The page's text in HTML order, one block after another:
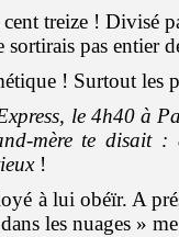
treize ! Divisé
sortirais pas entier
! Surtout les
le 4h40 à
mère te disait :
!
à lui obéïr. A
les nuages »